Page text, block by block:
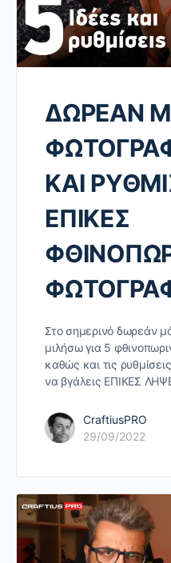
ΔΩΡΕΑΝ
ΚΑΙ
ΕΠΙΚΕΣ
Στο σημερινό δωρεάν
μιλήσω για 5
καθώς και τις
να βγάλεις ΕΠΙΚΕΣ
CraftiusPRO
29/09/2022